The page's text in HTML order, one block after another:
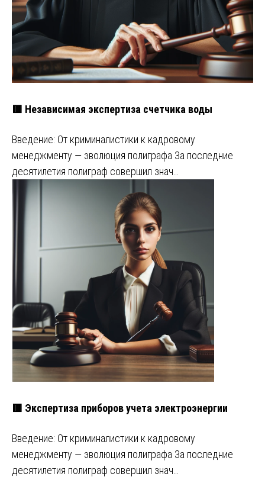
🟥 Независимая экспертиза счетчика воды
Введение: От криминалистики к кадровому
менеджменту — эволюция полиграфа За последние
десятилетия полиграф совершил знач…
🟥 Экспертиза приборов учета электроэнергии
Введение: От криминалистики к кадровому
менеджменту — эволюция полиграфа За последние
десятилетия полиграф совершил знач…